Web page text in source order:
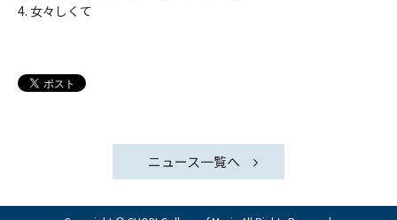
4. 女々しくて
ニュース一覧へ